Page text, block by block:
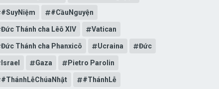
#SuyNiệm #CầuNguyện
Đức Thánh cha Lêô XIV Vatican
Đức Thánh cha Phanxicô Ucraina Đức
Israel Gaza Pietro Parolin
#ThánhLễChúaNhật #ThánhLễ